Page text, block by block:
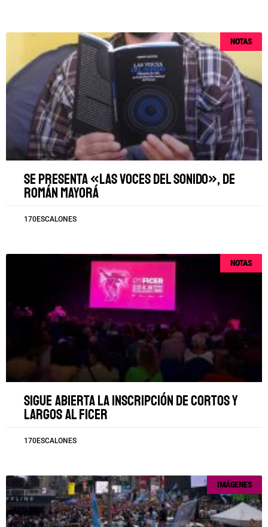
NOTAS
Se presenta «Las voces del sonido», de
Román Mayorá
170ESCALONES
NOTAS
Sigue abierta la inscripción de cortos y
largos al FICER
170ESCALONES
IMÁGENES